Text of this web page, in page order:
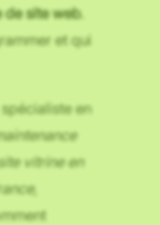
de site web.
et qui
en
vitrine en
,